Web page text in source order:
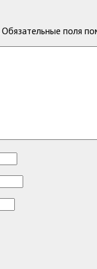
Обязательные поля